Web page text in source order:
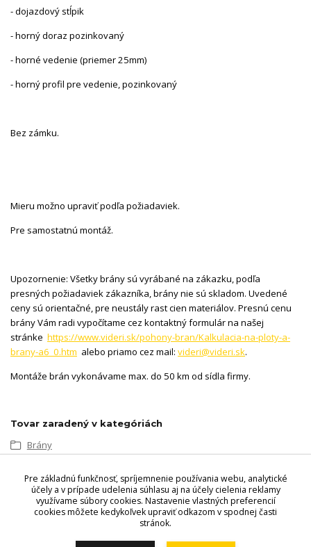
- dojazdový stĺpik
- horný doraz pozinkovaný
- horné vedenie (priemer 25mm)
- horný profil pre vedenie, pozinkovaný
Bez zámku.
Mieru možno upraviť podľa požiadaviek.
Pre samostatnú montáž.
Upozornenie: Všetky brány sú vyrábané na zákazku, podľa
presných požiadaviek zákazníka, brány nie sú skladom. Uvedené
ceny sú orientačné, pre neustály rast cien materiálov. Presnú cenu
brány Vám radi vypočítame cez kontaktný formulár na našej
stránke https://www.videri.sk/pohony-bran/Kalkulacia-na-ploty-a-
brany-a6_0.htm alebo priamo cez mail: videri@videri.sk.
Montáže brán vykonávame max. do 50 km od sídla firmy.
Tovar zaradený v kategóriách
Brány
Koľajnicová vr. stĺpikov
Videri s.r.o., Lúčna 32, 900 01 Modra. Predajňa - Štefánikova 69,
Pre základnú funkčnosť, spríjemnenie používania webu, analytické
účely a v prípade udelenia súhlasu aj na účely cielenia reklamy
využívame súbory cookies. Nastavenie vlastných preferencií
cookies môžete kedykoľvek upraviť odkazom v spodnej časti
stránok.